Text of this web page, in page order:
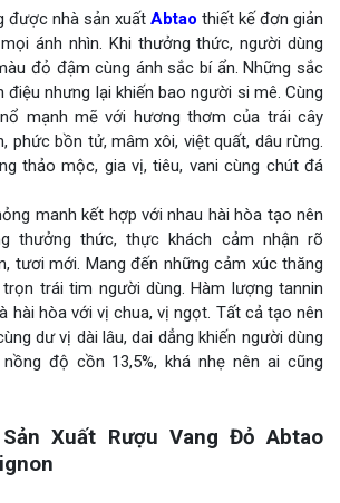
được nhà sản xuất Abtao thiết kế đơn giản
ánh nhìn. Khi thưởng thức, người dùng
đỏ đậm cùng ánh sắc bí ẩn. Những sắc
nhưng lại khiến bao người si mê. Cùng
mạnh mẽ với hương thơm của trái cây
phức bồn tử, mâm xôi, việt quất, dâu rừng.
thảo mộc, gia vị, tiêu, vani cùng chút đá
manh kết hợp với nhau hài hòa tạo nên
thưởng thức, thực khách cảm nhận rõ
tươi mới. Mang đến những cảm xúc thăng
trái tim người dùng. Hàm lượng tannin
hài hòa với vị chua, vị ngọt. Tất cả tạo nên
dư vị dài lâu, dai dẳng khiến người dùng
độ cồn 13,5%, khá nhẹ nên ai cũng
Xuất Rượu Vang Đỏ Abtao